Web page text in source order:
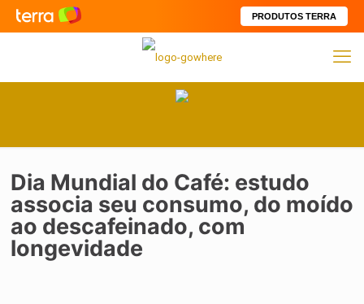
PRODUTOS TERRA
Dia Mundial do Café: estudo
associa seu consumo, do moído
ao descafeinado, com
longevidade